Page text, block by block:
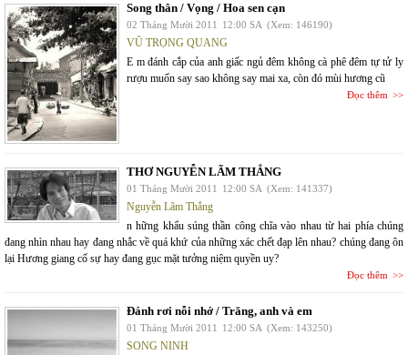
Song thân / Vọng / Hoa sen cạn
02 Tháng Mười 2011 12:00 SA (Xem: 146190)
VŨ TRỌNG QUANG
E m đánh cắp của anh giấc ngủ đêm không cà phê đêm tự tử ly
rượu muốn say sao không say mai xa, còn đó mùi hương cũ
Đọc thêm
THƠ NGUYỄN LÃM THẮNG
01 Tháng Mười 2011 12:00 SA (Xem: 141337)
Nguyễn Lãm Thắng
n hững khẩu súng thần công chĩa vào nhau từ hai phía chúng
đang nhìn nhau hay đang nhắc về quá khứ của những xác chết đạp lên nhau? chúng đang ôn
lại Hương giang cố sự hay đang gục mặt tưởng niệm quyền uy?
Đọc thêm
Đánh rơi nỗi nhớ / Trăng, anh và em
01 Tháng Mười 2011 12:00 SA (Xem: 143250)
SONG NINH